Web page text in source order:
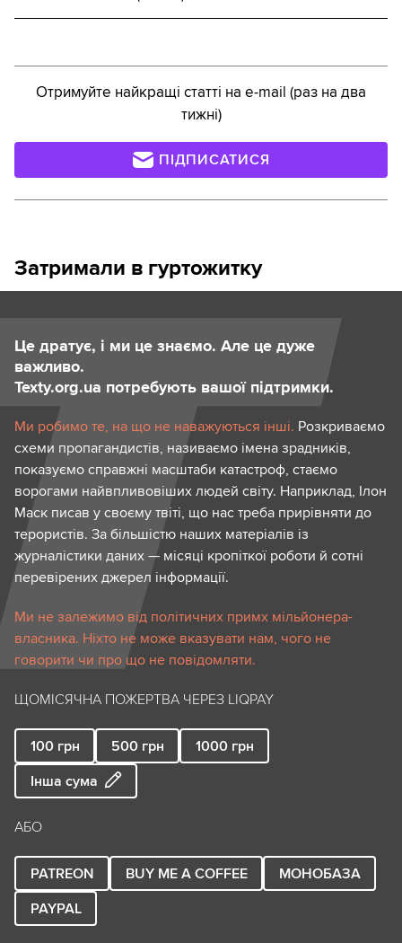
Отримуйте найкращі статті на e-mail (раз на два
тижні)
ПІДПИСАТИСЯ
Затримали в гуртожитку
Це дратує, і ми це знаємо. Але це дуже
важливо.
Texty.org.ua потребують вашої підтримки.
Ми робимо те, на що не наважуються інші. Розкриваємо
схеми пропагандистів, називаємо імена зрадників,
показуємо справжні масштаби катастроф, стаємо
ворогами найвпливовіших людей світу. Наприклад, Ілон
Маск писав у своєму твіті, що нас треба прирівняти до
терористів. За більшістю наших матеріалів із
журналістики даних — місяці кропіткої роботи й сотні
перевірених джерел інформації.
Ми не залежимо від політичних примх мільйонера-
власника. Ніхто не може вказувати нам, чого не
говорити чи про що не повідомляти.
ЩОМІСЯЧНА ПОЖЕРТВА ЧЕРЕЗ LIQPAY
100 грн 500 грн 1000 грн
Інша сума
АБО
PATREON BUY ME A COFFEE
МОНОБАЗА
PAYPAL